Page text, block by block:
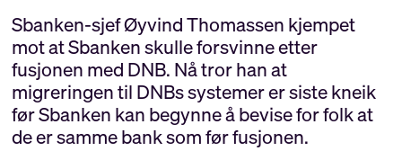
Sbanken-sjef Øyvind Thomassen kjempet
mot at Sbanken skulle forsvinne etter
fusjonen med DNB. Nå tror han at
migreringen til DNBs systemer er siste kneik
før Sbanken kan begynne å bevise for folk at
de er samme bank som før fusjonen.